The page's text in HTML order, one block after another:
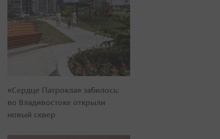
«Сердце Патрокла» забилось:
во Владивостоке открыли
новый сквер